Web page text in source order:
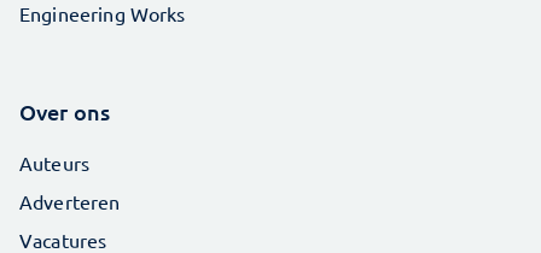
Engineering Works
Over ons
Auteurs
Adverteren
Vacatures